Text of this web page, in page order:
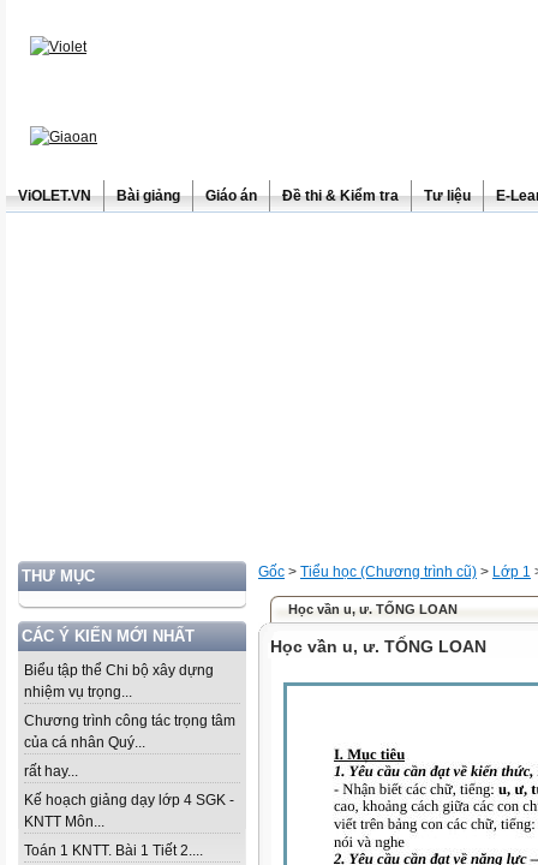
ViOLET.VN Bài giảng Giáo án Đề thi & Kiểm tra Tư liệu E-
THƯ MỤC
CÁC Ý KIẾN MỚI NHẤT
Biểu tập thể Chi bộ xây dựng
nhiệm vụ trọng...
Chương trình công tác trọng tâm
của cá nhân Quý...
rất hay...
Kế hoạch giảng dạy lớp 4 SGK -
KNTT Môn...
Toán 1 KNTT. Bài 1 Tiết 2....
Gốc > Tiểu học (Chương trình cũ) > Lớp 1
Học vần u, ư. TỐNG LOAN
Học vần u, ư. TỐNG LOAN